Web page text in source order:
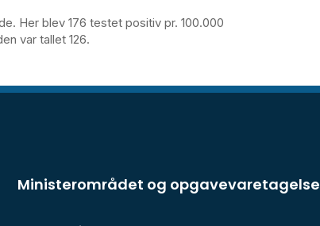
Her blev 176 testet positiv pr. 100.000
var tallet 126.
Ministerområdet og opgavevaretagelse